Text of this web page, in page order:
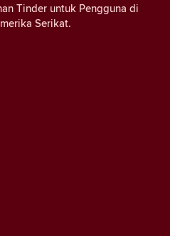
Tinder untuk Pengguna di
Serikat.